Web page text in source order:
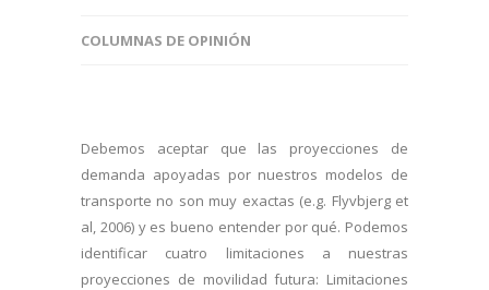
COLUMNAS DE OPINIÓN
Debemos aceptar que las proyecciones de
demanda apoyadas por nuestros modelos de
transporte no son muy exactas (e.g. Flyvbjerg et
al, 2006) y es bueno entender por qué. Podemos
identificar cuatro limitaciones a nuestras
proyecciones de movilidad futura: Limitaciones